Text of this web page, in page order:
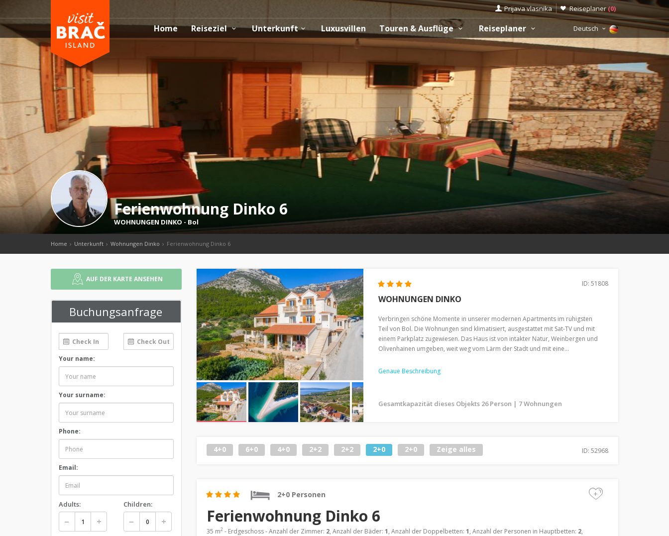
Prijava vlasnika Reiseplaner(0)
Home Reiseziel Unterkunft Luxusvillen Touren & Ausflüge Reiseplaner Deutsch
Ferienwohnung Dinko 6
WOHNUNGEN DINKO - Bol
Home Unterkunft Wohnungen Dinko Ferienwohnung Dinko 6
AUF DER KARTE ANSEHEN
Buchungsanfrage
Your name:
Your surname:
Phone:
Email:
Adults: Children:
ID: 51808
WOHNUNGEN DINKO
Verbringen schöne Momente in unserer modernen Apartments im ruhigsten
Teil von Bol. Die Wohnungen sind klimatisiert, ausgestattet mit Sat-TV und mit
einem Parkplatz zugewiesen. Das Haus ist von intakter Natur, Weinbergen und
Olivenhainen umgeben, weit weg vom Lärm der Stadt und mit eine...
Genaue Beschreibung
Gesamtkapazität dieses Objekts 26 Person | 7 Wohnungen
4+0 6+0 4+0 2+2 2+2 2+0 2+0 Zeige alles ID: 52968
2+0 Personen +
Ferienwohnung Dinko 6
35 m2 - Erdgeschoss - Anzahl der Zimmer: 2, Anzahl der Bäder: 1, Anzahl der Doppelbetten: 1, Anzahl der Personen in Hauptbetten: 2,